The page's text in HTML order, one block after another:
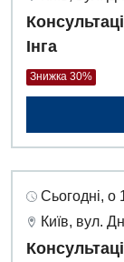
Для дітей
Дитяча
Дитяча
Дитяча
Дитяча
Дитяча
Інга
Знижка 30%
Сьогодні, о
Київ, вул.